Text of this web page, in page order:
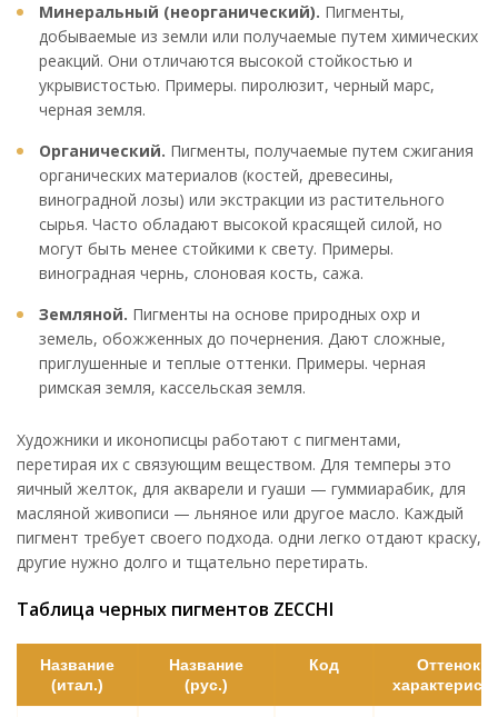
Минеральный (неорганический). Пигменты,
добываемые из земли или получаемые путем химических
реакций. Они отличаются высокой стойкостью и
укрывистостью. Примеры. пиролюзит, черный марс,
черная земля.
Органический. Пигменты, получаемые путем сжигания
органических материалов (костей, древесины,
виноградной лозы) или экстракции из растительного
сырья. Часто обладают высокой красящей силой, но
могут быть менее стойкими к свету. Примеры.
виноградная чернь, слоновая кость, сажа.
Земляной. Пигменты на основе природных охр и
земель, обожженных до почернения. Дают сложные,
приглушенные и теплые оттенки. Примеры. черная
римская земля, кассельская земля.
Художники и иконописцы работают с пигментами,
перетирая их с связующим веществом. Для темперы это
яичный желток, для акварели и гуаши — гуммиарабик, для
масляной живописи — льняное или другое масло. Каждый
пигмент требует своего подхода. одни легко отдают краску,
другие нужно долго и тщательно перетирать.
Таблица черных пигментов ZECCHI
Название
(итал.)
Название
(рус.)
Код
Оттенок и